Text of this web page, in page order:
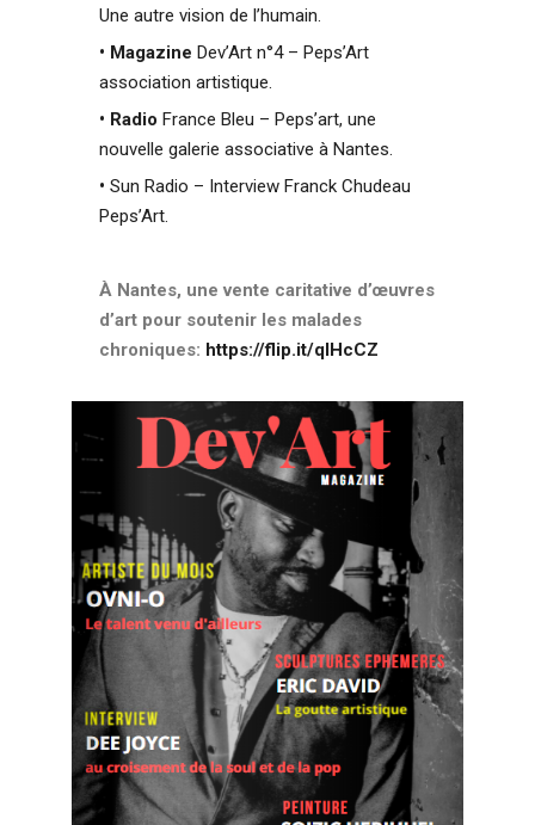
Une autre vision de l’humain.
• Magazine Dev’Art n°4 – Peps’Art
association artistique.
• Radio France Bleu – Peps’art, une
nouvelle galerie associative à Nantes.
• Sun Radio – Interview Franck Chudeau
Peps’Art.
À Nantes, une vente caritative d’œuvres
d’art pour soutenir les malades
chroniques: https://flip.it/qIHcCZ